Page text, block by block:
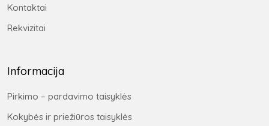
Kontaktai
Rekvizitai
Informacija
Pirkimo – pardavimo taisyklės
Kokybės ir priežiūros taisyklės